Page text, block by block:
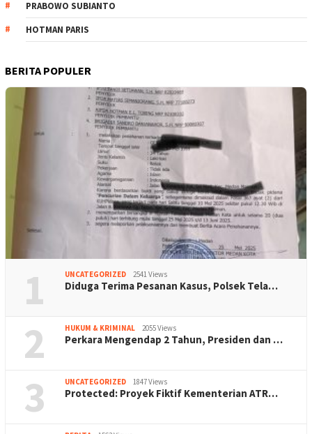
PRABOWO SUBIANTO
HOTMAN PARIS
BERITA POPULER
1 UNCATEGORIZED 2541 Views
Diduga Terima Pesanan Kasus, Polsek Tela…
2 HUKUM & KRIMINAL 2055 Views
Perkara Mengendap 2 Tahun, Presiden dan …
3 UNCATEGORIZED 1847 Views
Protected: Proyek Fiktif Kementerian ATR…